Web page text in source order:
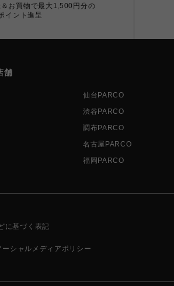
お買物で最大1,500円分の
イント進呈
舗
仙台PARCO
渋谷PARCO
調布PARCO
名古屋PARCO
福岡PARCO
に基づく表記
ーシャルメディアポリシー